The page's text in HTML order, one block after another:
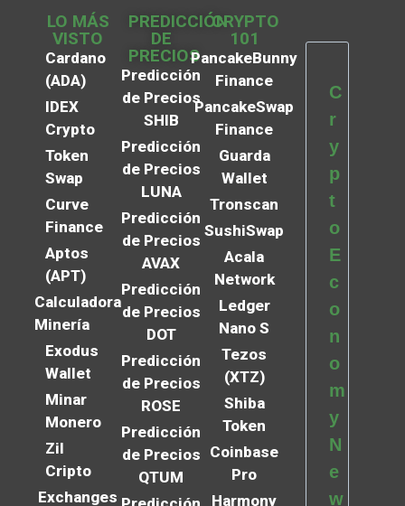
LO MÁS
VISTO
Cardano
(ADA)
IDEX
Crypto
Token
Swap
Curve
Finance
Aptos
(APT)
Calculadora
Minería
Exodus
Wallet
Minar
Monero
Zil
Cripto
Exchanges
PREDICCIÓN
DE
PRECIOS
Predicción
de Precios
SHIB
Predicción
de Precios
LUNA
Predicción
de Precios
AVAX
Predicción
de Precios
DOT
Predicción
de Precios
ROSE
Predicción
de Precios
QTUM
CRYPTO
101
PancakeBunny
Finance
PancakeSwap
Finance
Guarda
Wallet
Tronscan
SushiSwap
Acala
Network
Ledger
Nano S
Tezos
(XTZ)
Shiba
Token
Coinbase
Pro
Harmony
C
r
y
p
t
o
E
c
o
n
o
m
y
N
e
w